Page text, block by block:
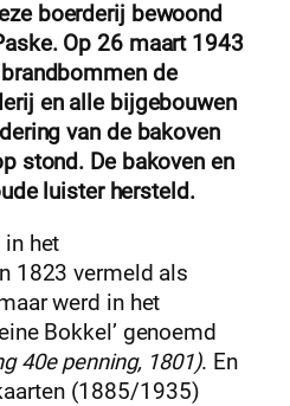
boerderij bewoond
Op 26 maart 1943
de
en alle bijgebouwen
van de bakoven
stond. De bakoven en
luister hersteld.
in het
1823 vermeld als
werd in het
Bokkel’ genoemd
40e penning, 1801). En
(1885/1935)